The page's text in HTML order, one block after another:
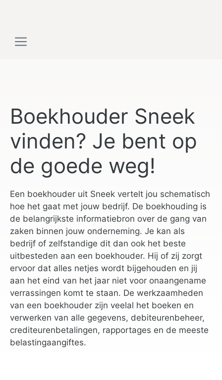
inhoudMenu
Boekhouder Sneek
vinden? Je bent op
de goede weg!
Een boekhouder uit Sneek vertelt jou schematisch
hoe het gaat met jouw bedrijf. De boekhouding is
de belangrijkste informatiebron over de gang van
zaken binnen jouw onderneming. Je kan als
bedrijf of zelfstandige dit dan ook het beste
uitbesteden aan een boekhouder. Hij of zij zorgt
ervoor dat alles netjes wordt bijgehouden en jij
aan het eind van het jaar niet voor onaangename
verrassingen komt te staan. De werkzaamheden
van een boekhouder zijn veelal het boeken en
verwerken van alle gegevens, debiteurenbeheer,
crediteurenbetalingen, rapportages en de meeste
belastingaangiftes.